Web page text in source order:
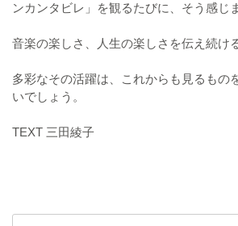
ンカンタビレ」を観るたびに、そう感じ
音楽の楽しさ、人生の楽しさを伝え続け
多彩なその活躍は、これからも見るもの
いでしょう。
TEXT 三田綾子